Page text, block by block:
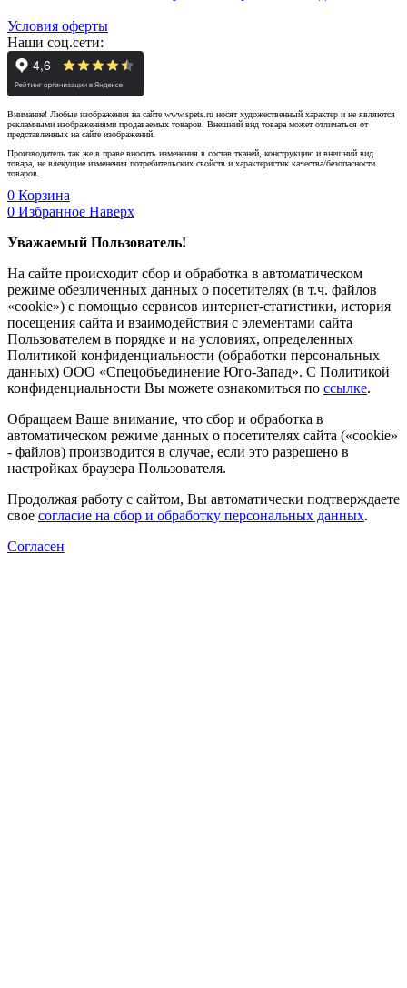
Условия оферты
Наши соц.сети:
Внимание! Любые изображения на сайте www.spets.ru носят художественный характер и не являются
рекламными изображениями продаваемых товаров. Внешний вид товара может отличаться от
представленных на сайте изображений.
Производитель так же в праве вносить изменения в состав тканей, конструкцию и внешний вид
товара, не влекущие изменения потребительских свойств и характеристик качества/безопасности
товаров.
0 Корзина
0 Избранное Наверх
Уважаемый Пользователь!
На сайте происходит сбор и обработка в автоматическом
режиме обезличенных данных о посетителях (в т.ч. файлов
«cookie») с помощью сервисов интернет-статистики, история
посещения сайта и взаимодействия с элементами сайта
Пользователем в порядке и на условиях, определенных
Политикой конфиденциальности (обработки персональных
данных) ООО «Спецобъединение Юго-Запад». С Политикой
конфиденциальности Вы можете ознакомиться по ссылке.
Обращаем Ваше внимание, что сбор и обработка в
автоматическом режиме данных о посетителях сайта («cookie»
- файлов) производится в случае, если это разрешено в
настройках браузера Пользователя.
Продолжая работу с сайтом, Вы автоматически подтверждаете
свое согласие на сбор и обработку персональных данных.
Согласен